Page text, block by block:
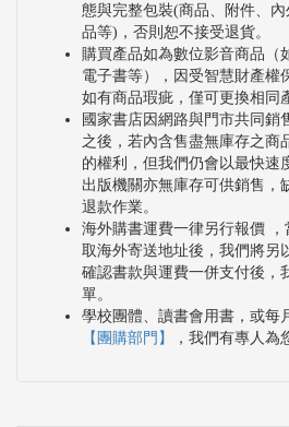
態與完整包裝(商品、附件、
品等)，否則恕不接受退貨。
購買產品如為數位影音商品（
電子書等），因受智慧財產權
如有商品瑕疵，僅可更換相同
國家書店因網路與門市共同銷
之後，若內含售盡無庫存之商
的權利，但我們仍會以最快速
出版機關亦無庫存可供銷售，
退款作業。
海外購書運費一律另行報價
取海外寄送地址後，我們將另
確認書款與運費一併支付後，
單。
學校團體、讀書會用書，或每
【團購部門】
，我們有專人為